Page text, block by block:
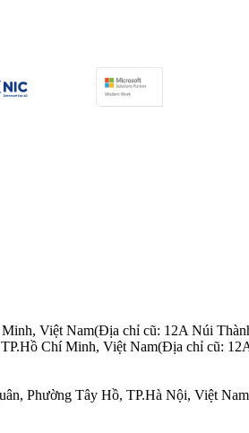
Việt Nam(Địa chỉ cũ: 12A Núi
Chí Minh, Việt Nam(Địa chỉ cũ:
Phường Tây Hồ, TP.Hà Nội, Việt Nam